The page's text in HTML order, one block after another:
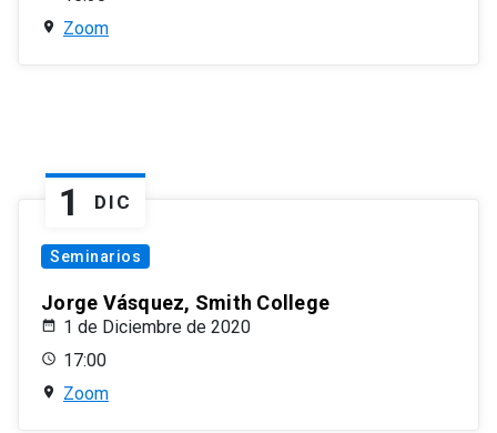
Zoom
1 DIC
Seminarios
Jorge Vásquez, Smith College
1 de Diciembre de 2020
17:00
Zoom